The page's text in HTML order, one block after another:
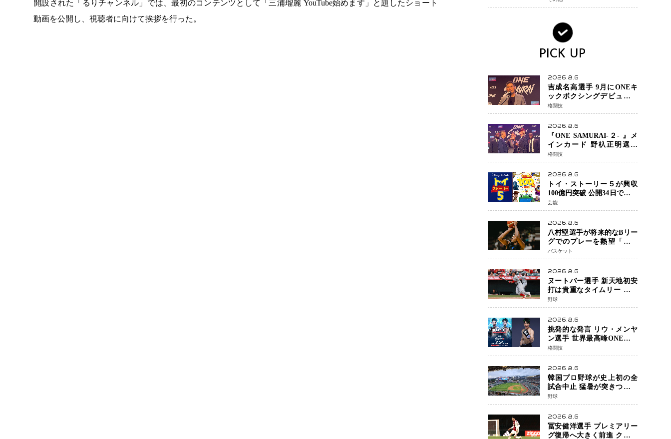
開設された「るりチャンネル」では、最初のコンテンツとして「三浦瑠麗 YouTube始めます」と題したショート
動画を公開し、視聴者に向けて挨拶を行った。
BEVモデルを初設定
PICK UP
2026.8.6
吉成名高選手 9月にONEキ
ックボクシングデビュー決
定 チャトリCEOがサプライ
ズ発表 2カ月連続参戦へ
格闘技
2026.8.6
『ONE SAMURAI-２- 』メ
インカード 野杁正明選手
「彼を倒して勝つ」 リウ・
メンヤンとの因縁に決着へ
再起を懸けたONEフェザー
級トーナメント初戦
格闘技
2026.8.6
トイ・ストーリー５が興収
100億円突破 公開34日でピク
サー作品 史上最速 日本歴代
シリーズ最高更新も目前
芸能
2026.8.6
八村塁選手が将来的なBリー
グでのプレーを熱望「一つ
の夢ですね」スター帰還が
リーグ価値を押し上げる可
能性
バスケット
2026.8.6
ヌートバー選手 新天地初安
打は貴重なタイムリー 本拠
地ファンが大歓声 笑顔で歓
喜
野球
2026.8.6
挑発的な発言 リウ・メンヤ
ン選手 世界最高峰ONEで浮
き彫りになる 日本キックボ
クシングが直面する“技術
戦”の現在地
格闘技
2026.8.6
韓国プロ野球が史上初の全
試合中止 猛暑が突きつけた
「屋外スポーツの限界」 日
本発のドーム型施設時代へ
野球
2026.8.6
冨安健洋選手 プレミアリー
グ復帰へ大きく前進 クリス